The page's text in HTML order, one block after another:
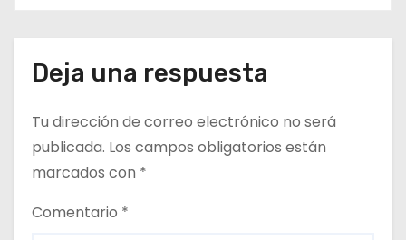
t
r
a
d
a
Deja una respuesta
Tu dirección de correo electrónico no será
publicada. Los campos obligatorios están
marcados con *
Comentario *